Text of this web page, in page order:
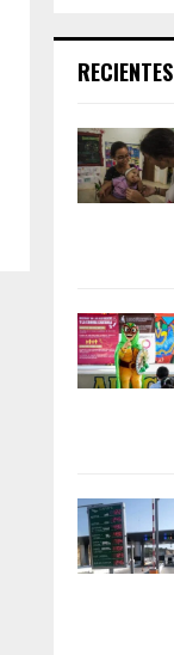
h
o
:
RECIENTES